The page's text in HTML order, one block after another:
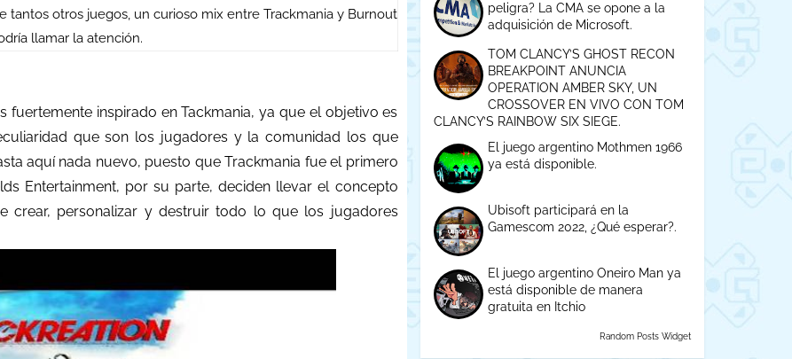
tantos otros juegos, un curioso mix entre Trackmania y Burnout
llamar la atención.
inspirado en Tackmania, ya que el objetivo es
que son los jugadores y la comunidad los que
aquí nada nuevo, puesto que Trackmania fue el primero
Entertainment, por su parte, deciden llevar el concepto
crear, personalizar y destruir todo lo que los jugadores
peligra? La CMA se opone a la
adquisición de Microsoft.
TOM CLANCY’S GHOST RECON
BREAKPOINT ANUNCIA
OPERATION AMBER SKY, UN
CROSSOVER EN VIVO CON TOM
CLANCY’S RAINBOW SIX SIEGE.
El juego argentino Mothmen 1966
ya está disponible.
Ubisoft participará en la
Gamescom 2022, ¿Qué esperar?.
El juego argentino Oneiro Man ya
está disponible de manera
gratuita en Itchio
Random Posts Widget